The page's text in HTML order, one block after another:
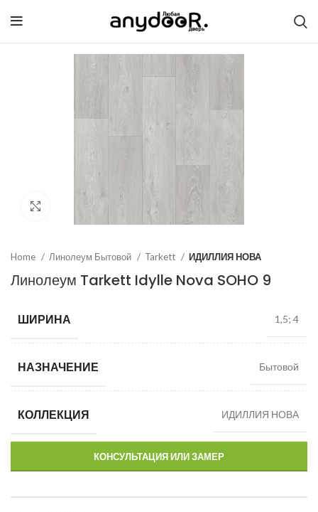
Click to enlarge
Home Линолеум Бытовой Tarkett ИДИЛЛИЯ НОВА
Линолеум Tarkett Idylle Nova SOHO 9
ШИРИНА 1,5; 4
НАЗНАЧЕНИЕ Бытовой
КОЛЛЕКЦИЯ ИДИЛЛИЯ НОВА
КОНСУЛЬТАЦИЯ ИЛИ ЗАМЕР